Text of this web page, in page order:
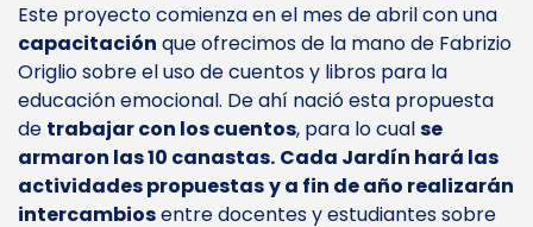
Este proyecto comienza en el mes de abril con una
capacitación que ofrecimos de la mano de Fabrizio
Origlio sobre el uso de cuentos y libros para la
educación emocional. De ahí nació esta propuesta
de trabajar con los cuentos, para lo cualse
armaron las 10 canastas. Cada Jardín hará las
actividades propuestasy a fin de año realizarán
intercambiosentre docentes y estudiantes sobre